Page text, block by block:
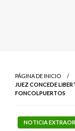
PÁGINA DE INICIO
JUEZ CONCEDE
FONCOLPUERTOS
NOTICIA